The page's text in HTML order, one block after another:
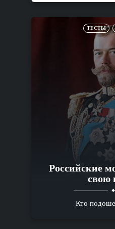
ТЕСТЫ
Российские
свою
Кто